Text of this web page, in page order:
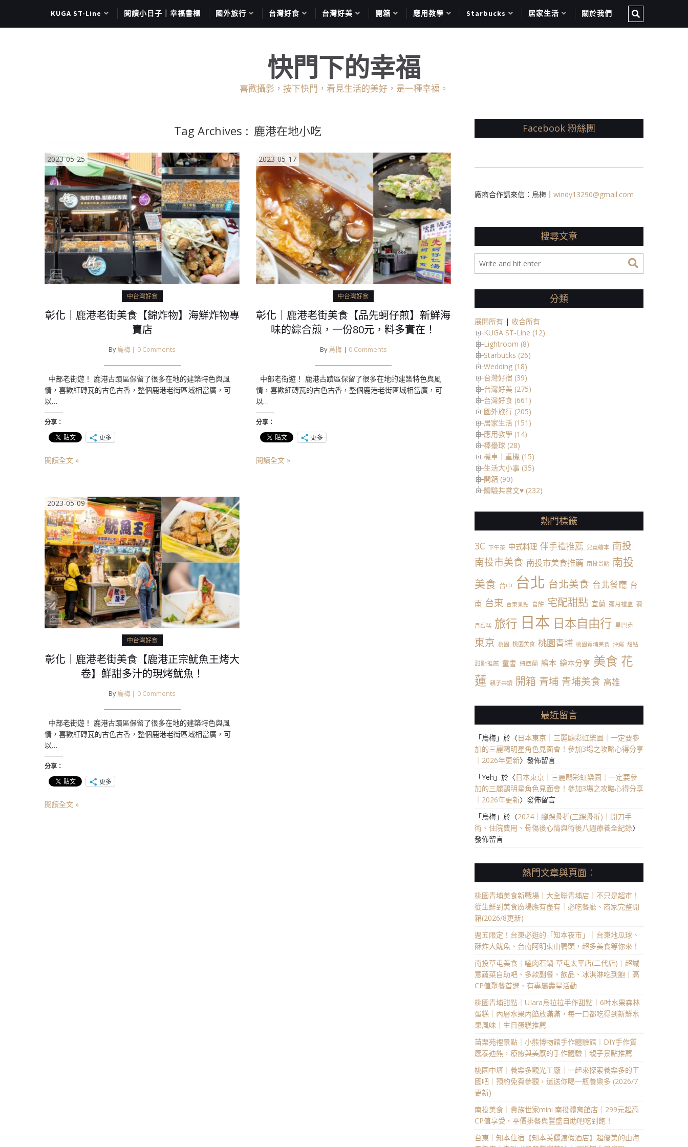
KUGA ST-Line 閱讀小日子｜幸福書櫃 國外旅行 台灣好食 台灣好美 開箱 應用教學 Starbucks 居家生活 關於我們
快門下的幸福
喜歡攝影，按下快門，看見生活的美好，是一種幸福。
Tag Archives : 鹿港在地小吃
2023-05-25
中台灣好食
彰化｜鹿港老街美食【錦炸物】海鮮炸物專
賣店
By 烏梅 | 0 Comments
中部老街遊！ 鹿港古蹟區保留了很多在地的建築特色與風
情，喜歡紅磚瓦的古色古香，整個鹿港老街區域相當廣，可
以…
分享：
更多
閱讀全文 »
2023-05-17
中台灣好食
彰化｜鹿港老街美食【品先蚵仔煎】新鮮海
味的綜合煎，一份80元，料多實在！
By 烏梅 | 0 Comments
中部老街遊！ 鹿港古蹟區保留了很多在地的建築特色與風
情，喜歡紅磚瓦的古色古香，整個鹿港老街區域相當廣，可
以…
分享：
更多
閱讀全文 »
2023-05-09
中台灣好食
彰化｜鹿港老街美食【鹿港正宗魷魚王烤大
卷】鮮甜多汁的現烤魷魚！
By 烏梅 0 Comments
中部老街遊！ 鹿港古蹟區保留了很多在地的建築特色與風
情，喜歡紅磚瓦的古色古香，整個鹿港老街區域相當廣，可
以…
分享：
更多
閱讀全文 »
Facebook 粉絲團
廠商合作請來信：烏梅｜ windy13290@gmail.com
搜尋文章
分類
展開所有 | 收合所有
KUGA ST-Line (12)
Lightroom (8)
Starbucks (26)
Wedding (18)
台灣好宿 (39)
台灣好美 (275)
台灣好食 (661)
國外旅行 (205)
居家生活 (151)
應用教學 (14)
棒壘球 (28)
機車｜重機 (15)
生活大小事 (35)
開箱 (90)
體驗共賞文♥ (232)
熱門標籤
3C 下午茶 中式料理 伴手禮推薦 兒童繪本 南投
南投市美食 南投市美食推薦 南投景點 南投
美食 台中 台北 台北美食 台北餐廳 台
南 台東 台東景點 喜餅 宅配甜點 宜蘭 彌月禮盒 彌
月蛋糕 旅行 日本 日本自由行 星巴克
東京 桃園 桃園美食 桃園青埔 桃園青埔美食 沖繩 甜點
甜點推薦 童書 紐西蘭 繪本 繪本分享 美食 花
蓮 親子共讀 開箱 青埔 青埔美食 高雄
最近留言
「烏梅」於〈日本東京｜三麗鷗彩虹樂園｜一定要參
加的三麗鷗明星角色見面會！參加3場之攻略心得分享
｜2026年更新〉發佈留言
「Yeh 」於〈日本東京｜三麗鷗彩虹樂園｜一定要參
加的三麗鷗明星角色見面會！參加3場之攻略心得分享
｜2026年更新〉發佈留言
「烏梅」於〈2024｜腳踝骨折(三踝骨折)｜開刀手
術、住院費用、骨傷後心情與術後八週療養全紀錄〉
發佈留言
熱門文章與頁面︰
桃園青埔美食新戰場｜大全聯青埔店｜不只是超市！
從生鮮到美食廣場應有盡有｜必吃餐廳、商家完整開
箱(2026/8更新)
週五限定！台東必逛的「知本夜市」｜台東地瓜球、
酥炸大魷魚、台南阿明東山鴨頭，超多美食等你來！
南投草屯美食｜嗑肉石鍋-草屯太平店(二代店)｜超誠
意蔬菜自助吧、多款副餐、飲品、冰淇淋吃到飽｜高
CP值聚餐首選、有專屬壽星活動
桃園青埔甜點｜UIara烏拉拉手作甜點｜6吋水果森林
蛋糕｜內層水果內餡放滿滿，每一口都吃得到新鮮水
果風味｜生日蛋糕推薦
苗栗苑裡景點｜小熊博物館手作體驗館｜DIY手作質
感泰迪熊，療癒與美感的手作體驗｜親子景點推薦
桃園中壢｜養樂多觀光工廠｜一起來探索養樂多的王
國吧｜預約免費參觀，還送你喝一瓶養樂多 (2026/7
更新)
南投美食｜貴族世家mini 南投體育館店｜299元起高
CP值享受，平價排餐與豐盛自助吧吃到飽！
台東｜知本住宿【知本芙儷渡假酒店】超優美的山海